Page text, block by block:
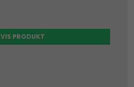
VIS PRODUKT